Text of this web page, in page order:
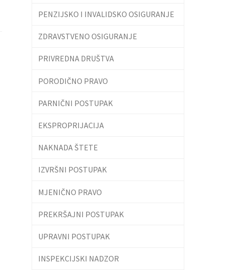
PENZIJSKO I INVALIDSKO OSIGURANJE
ZDRAVSTVENO OSIGURANJE
PRIVREDNA DRUŠTVA
PORODIČNO PRAVO
PARNIČNI POSTUPAK
EKSPROPRIJACIJA
NAKNADA ŠTETE
IZVRŠNI POSTUPAK
MJENIČNO PRAVO
PREKRŠAJNI POSTUPAK
UPRAVNI POSTUPAK
INSPEKCIJSKI NADZOR